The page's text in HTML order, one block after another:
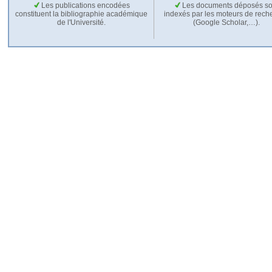
Les publications encodées
constituent la bibliographie académique
de l'Université.
Les documents déposés
indexés par les moteurs de
(Google Scholar,…).